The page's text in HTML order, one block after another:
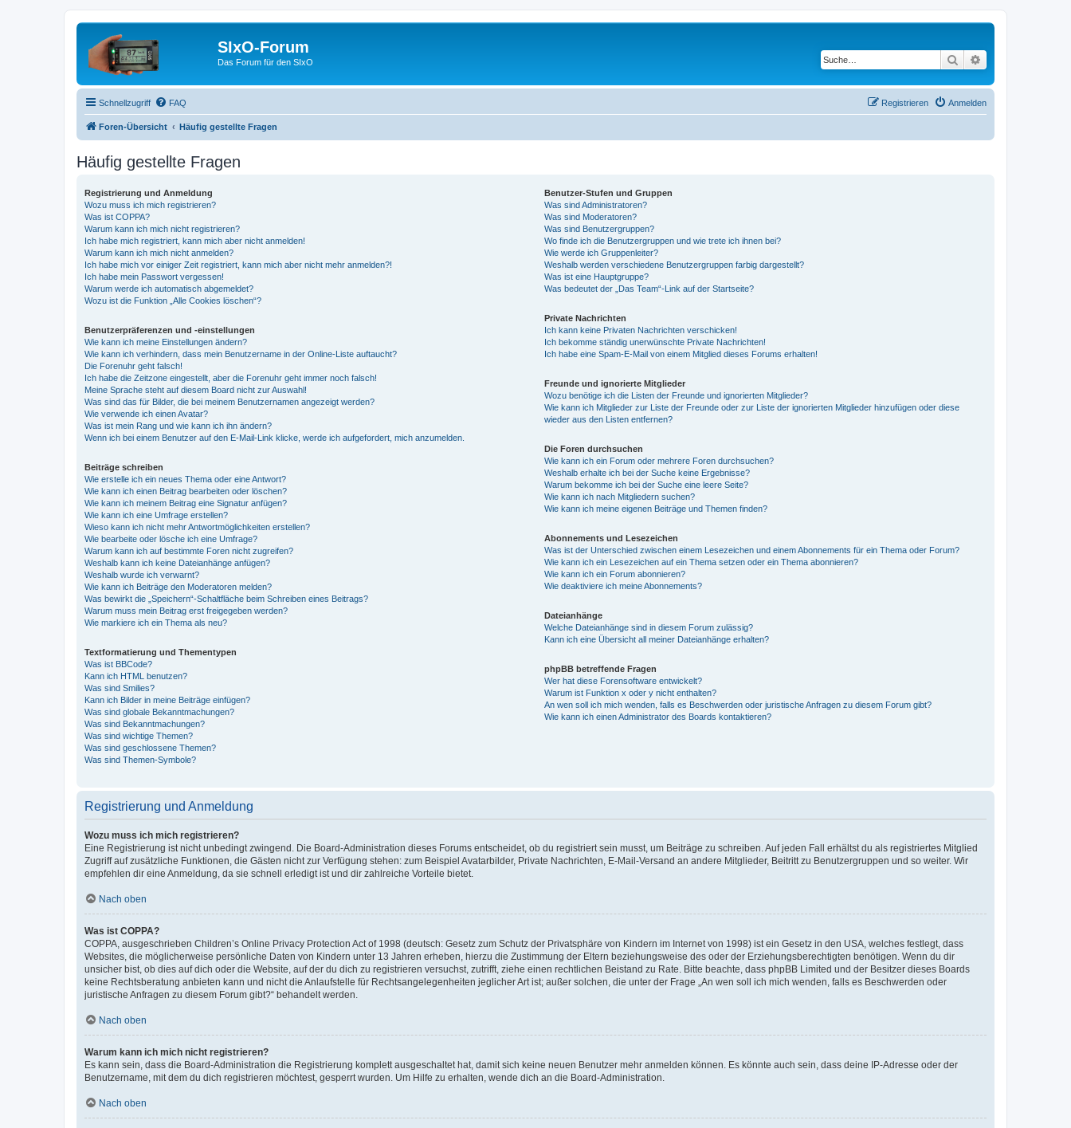
SIxO-Forum
Das Forum für den SIxO Suche
Schnellzugriff FAQ Anmelden
Registrieren
Foren-Übersicht Häufig gestellte Fragen
Häufig gestellte Fragen
Registrierung und Anmeldung
Wozu muss ich mich registrieren?
Was ist COPPA?
Warum kann ich mich nicht registrieren?
Ich habe mich registriert, kann mich aber nicht anmelden!
Warum kann ich mich nicht anmelden?
Ich habe mich vor einiger Zeit registriert, kann mich aber nicht mehr anmelden?!
Ich habe mein Passwort vergessen!
Warum werde ich automatisch abgemeldet?
Wozu ist die Funktion „Alle Cookies löschen“?
Benutzerpräferenzen und -einstellungen
Wie kann ich meine Einstellungen ändern?
Wie kann ich verhindern, dass mein Benutzername in der Online-Liste auftaucht?
Die Forenuhr geht falsch!
Ich habe die Zeitzone eingestellt, aber die Forenuhr geht immer noch falsch!
Meine Sprache steht auf diesem Board nicht zur Auswahl!
Was sind das für Bilder, die bei meinem Benutzernamen angezeigt werden?
Wie verwende ich einen Avatar?
Was ist mein Rang und wie kann ich ihn ändern?
Wenn ich bei einem Benutzer auf den E-Mail-Link klicke, werde ich aufgefordert, mich anzumelden.
Beiträge schreiben
Wie erstelle ich ein neues Thema oder eine Antwort?
Wie kann ich einen Beitrag bearbeiten oder löschen?
Wie kann ich meinem Beitrag eine Signatur anfügen?
Wie kann ich eine Umfrage erstellen?
Wieso kann ich nicht mehr Antwortmöglichkeiten erstellen?
Wie bearbeite oder lösche ich eine Umfrage?
Warum kann ich auf bestimmte Foren nicht zugreifen?
Weshalb kann ich keine Dateianhänge anfügen?
Weshalb wurde ich verwarnt?
Wie kann ich Beiträge den Moderatoren melden?
Was bewirkt die „Speichern“-Schaltfläche beim Schreiben eines Beitrags?
Warum muss mein Beitrag erst freigegeben werden?
Wie markiere ich ein Thema als neu?
Textformatierung und Thementypen
Was ist BBCode?
Kann ich HTML benutzen?
Was sind Smilies?
Kann ich Bilder in meine Beiträge einfügen?
Was sind globale Bekanntmachungen?
Was sind Bekanntmachungen?
Was sind wichtige Themen?
Was sind geschlossene Themen?
Was sind Themen-Symbole?
Benutzer-Stufen und Gruppen
Was sind Administratoren?
Was sind Moderatoren?
Was sind Benutzergruppen?
Wo finde ich die Benutzergruppen und wie trete ich ihnen bei?
Wie werde ich Gruppenleiter?
Weshalb werden verschiedene Benutzergruppen farbig dargestellt?
Was ist eine Hauptgruppe?
Was bedeutet der „Das Team“-Link auf der Startseite?
Private Nachrichten
Ich kann keine Privaten Nachrichten verschicken!
Ich bekomme ständig unerwünschte Private Nachrichten!
Ich habe eine Spam-E-Mail von einem Mitglied dieses Forums erhalten!
Freunde und ignorierte Mitglieder
Wozu benötige ich die Listen der Freunde und ignorierten Mitglieder?
Wie kann ich Mitglieder zur Liste der Freunde oder zur Liste der ignorierten Mitglieder hinzufügen oder diese
wieder aus den Listen entfernen?
Die Foren durchsuchen
Wie kann ich ein Forum oder mehrere Foren durchsuchen?
Weshalb erhalte ich bei der Suche keine Ergebnisse?
Warum bekomme ich bei der Suche eine leere Seite?
Wie kann ich nach Mitgliedern suchen?
Wie kann ich meine eigenen Beiträge und Themen finden?
Abonnements und Lesezeichen
Was ist der Unterschied zwischen einem Lesezeichen und einem Abonnements für ein Thema oder Forum?
Wie kann ich ein Lesezeichen auf ein Thema setzen oder ein Thema abonnieren?
Wie kann ich ein Forum abonnieren?
Wie deaktiviere ich meine Abonnements?
Dateianhänge
Welche Dateianhänge sind in diesem Forum zulässig?
Kann ich eine Übersicht all meiner Dateianhänge erhalten?
phpBB betreffende Fragen
Wer hat diese Forensoftware entwickelt?
Warum ist Funktion x oder y nicht enthalten?
An wen soll ich mich wenden, falls es Beschwerden oder juristische Anfragen zu diesem Forum gibt?
Wie kann ich einen Administrator des Boards kontaktieren?
Registrierung und Anmeldung
Wozu muss ich mich registrieren?
Eine Registrierung ist nicht unbedingt zwingend. Die Board-Administration dieses Forums entscheidet, ob du registriert sein musst, um Beiträge zu schreiben. Auf jeden Fall erhältst du als registriertes Mitglied
Zugriff auf zusätzliche Funktionen, die Gästen nicht zur Verfügung stehen: zum Beispiel Avatarbilder, Private Nachrichten, E-Mail-Versand an andere Mitglieder, Beitritt zu Benutzergruppen und so weiter. Wir
empfehlen dir eine Anmeldung, da sie schnell erledigt ist und dir zahlreiche Vorteile bietet.
Nach oben
Was ist COPPA?
COPPA, ausgeschrieben Children’s Online Privacy Protection Act of 1998 (deutsch: Gesetz zum Schutz der Privatsphäre von Kindern im Internet von 1998) ist ein Gesetz in den USA, welches festlegt, dass
Websites, die möglicherweise persönliche Daten von Kindern unter 13 Jahren erheben, hierzu die Zustimmung der Eltern beziehungsweise des oder der Erziehungsberechtigten benötigen. Wenn du dir
unsicher bist, ob dies auf dich oder die Website, auf der du dich zu registrieren versuchst, zutrifft, ziehe einen rechtlichen Beistand zu Rate. Bitte beachte, dass phpBB Limited und der Besitzer dieses Boards
keine Rechtsberatung anbieten kann und nicht die Anlaufstelle für Rechtsangelegenheiten jeglicher Art ist; außer solchen, die unter der Frage „An wen soll ich mich wenden, falls es Beschwerden oder
juristische Anfragen zu diesem Forum gibt?“ behandelt werden.
Nach oben
Warum kann ich mich nicht registrieren?
Es kann sein, dass die Board-Administration die Registrierung komplett ausgeschaltet hat, damit sich keine neuen Benutzer mehr anmelden können. Es könnte auch sein, dass deine IP-Adresse oder der
Benutzername, mit dem du dich registrieren möchtest, gesperrt wurden. Um Hilfe zu erhalten, wende dich an die Board-Administration.
Nach oben